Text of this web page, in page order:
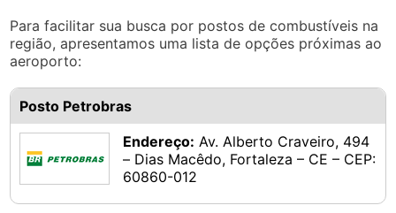
Para facilitar sua busca por postos de combustíveis na
região, apresentamos uma lista de opções próximas ao
aeroporto:
Posto Petrobras
Endereço: Av. Alberto Craveiro, 494
– Dias Macêdo, Fortaleza – CE – CEP:
60860-012